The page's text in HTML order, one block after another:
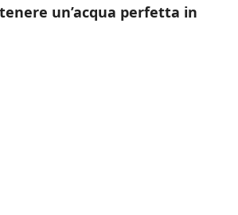
un’acqua perfetta in